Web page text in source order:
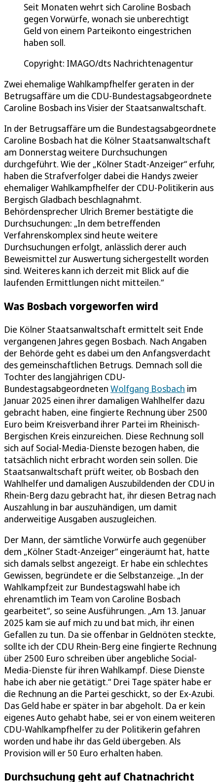
Seit Monaten wehrt sich Caroline Bosbach
gegen Vorwürfe, wonach sie unberechtigt
Geld von einem Parteikonto eingestrichen
haben soll.
Copyright: IMAGO/dts Nachrichtenagentur
Zwei ehemalige Wahlkampfhelfer geraten in der
Betrugsaffäre um die CDU-Bundestagsabgeordnete
Caroline Bosbach ins Visier der Staatsanwaltschaft.
In der Betrugsaffäre um die Bundestagsabgeordnete
Caroline Bosbach hat die Kölner Staatsanwaltschaft
am Donnerstag weitere Durchsuchungen
durchgeführt. Wie der „Kölner Stadt-Anzeiger“ erfuhr,
haben die Strafverfolger dabei die Handys zweier
ehemaliger Wahlkampfhelfer der CDU-Politikerin aus
Bergisch Gladbach beschlagnahmt.
Behördensprecher Ulrich Bremer bestätigte die
Durchsuchungen: „In dem betreffenden
Verfahrenskomplex sind heute weitere
Durchsuchungen erfolgt, anlässlich derer auch
Beweismittel zur Auswertung sichergestellt worden
sind. Weiteres kann ich derzeit mit Blick auf die
laufenden Ermittlungen nicht mitteilen.“
Was Bosbach vorgeworfen wird
Die Kölner Staatsanwaltschaft ermittelt seit Ende
vergangenen Jahres gegen Bosbach. Nach Angaben
der Behörde geht es dabei um den Anfangsverdacht
des gemeinschaftlichen Betrugs. Demnach soll die
Tochter des langjährigen CDU-
Bundestagsabgeordneten Wolfgang Bosbach im
Januar 2025 einen ihrer damaligen Wahlhelfer dazu
gebracht haben, eine fingierte Rechnung über 2500
Euro beim Kreisverband ihrer Partei im Rheinisch-
Bergischen Kreis einzureichen. Diese Rechnung soll
sich auf Social-Media-Dienste bezogen haben, die
tatsächlich nicht erbracht worden sein sollen. Die
Staatsanwaltschaft prüft weiter, ob Bosbach den
Wahlhelfer und damaligen Auszubildenden der CDU in
Rhein-Berg dazu gebracht hat, ihr diesen Betrag nach
Auszahlung in bar auszuhändigen, um damit
anderweitige Ausgaben auszugleichen.
Der Mann, der sämtliche Vorwürfe auch gegenüber
dem „Kölner Stadt-Anzeiger“ eingeräumt hat, hatte
sich damals selbst angezeigt. Er habe ein schlechtes
Gewissen, begründete er die Selbstanzeige. „In der
Wahlkampfzeit zur Bundestagswahl habe ich
ehrenamtlich im Team von Caroline Bosbach
gearbeitet“, so seine Ausführungen. „Am 13. Januar
2025 kam sie auf mich zu und bat mich, ihr einen
Gefallen zu tun. Da sie offenbar in Geldnöten steckte,
sollte ich der CDU Rhein-Berg eine fingierte Rechnung
über 2500 Euro schreiben über angebliche Social-
Media-Dienste für ihren Wahlkampf. Diese Dienste
habe ich aber nie getätigt.“ Drei Tage später habe er
die Rechnung an die Partei geschickt, so der Ex-Azubi.
Das Geld habe er später in bar abgeholt. Da er kein
eigenes Auto gehabt habe, sei er von einem weiteren
CDU-Wahlkampfhelfer zu der Politikerin gefahren
worden und habe ihr das Geld übergeben. Als
Provision will er 50 Euro erhalten haben.
Durchsuchung geht auf Chatnachricht